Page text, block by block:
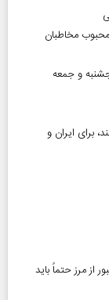
مخاطبان
و جمعه
برای ایران و
که قبل از عبور از مرز حتماً باید